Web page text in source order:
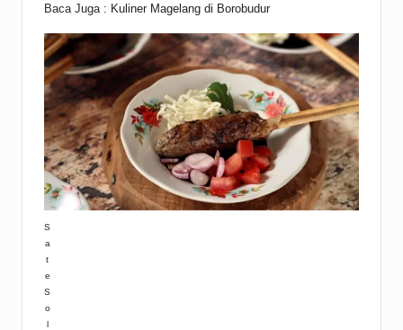
Baca Juga : Kuliner Magelang di Borobudur
S
a
t
e
S
o
l